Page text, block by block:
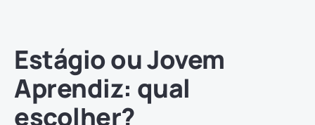
Estágio ou Jovem
Aprendiz: qual
escolher?